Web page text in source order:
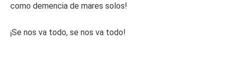
como demencia de mares solos!
¡Se nos va todo, se nos va todo!